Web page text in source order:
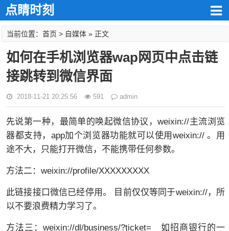
点睛时刻
当前位置： 首页 > 自媒体 » 正文
如何在手机浏览器wap网页中点击链
接跳转到微信界面
2018-11-21 20:25:56 591 admin
先说第一种，最简单的唤起微信协议，weixin://主流浏览
器都支持，app加个浏览器功能就可以使用weixin:// 。用
途不大，只能打开微信，不能携带任何参数。
方法二：weixin://profile/XXXXXXXXX
此链接接口微信已经停用。 目前仅仅等同于weixin://，所
以不要浪费精力学习了。
方法三：weixin://dl/business/?ticket= 如招商银行的一